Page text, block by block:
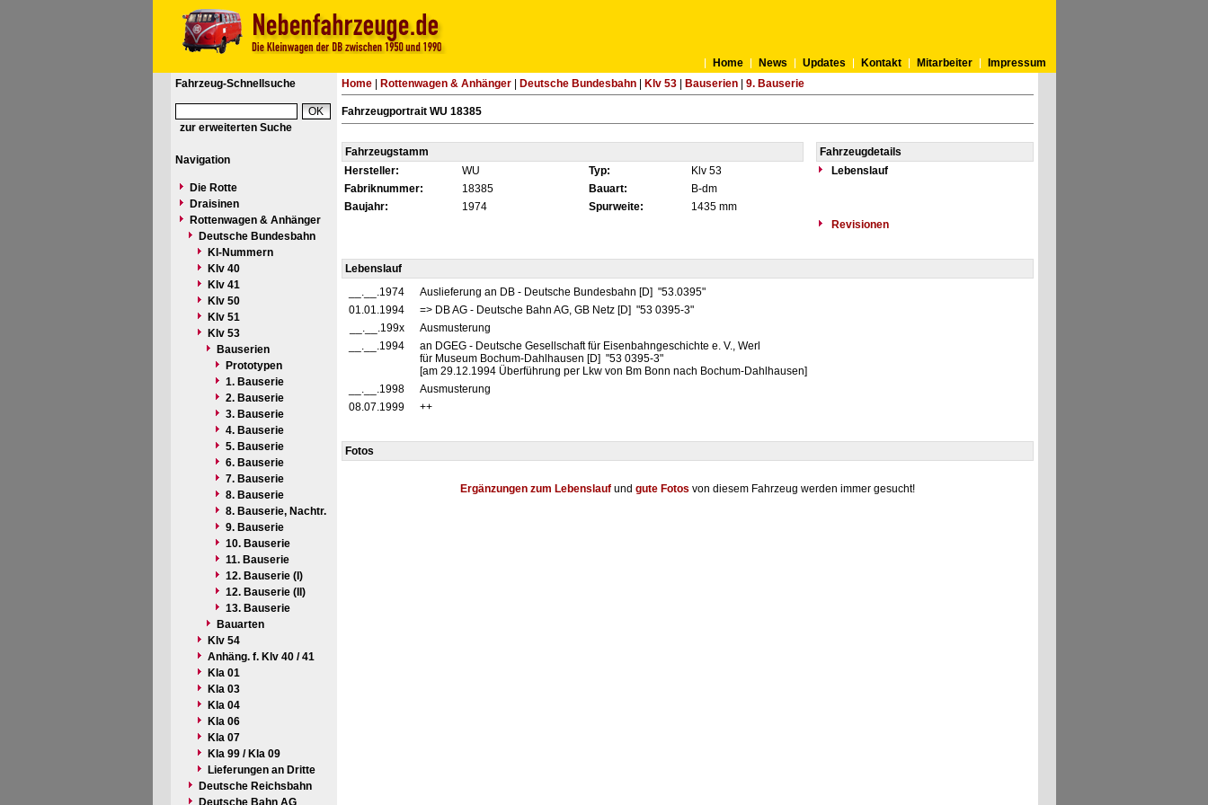
Home News Updates Kontakt Mitarbeiter
Impressum
Fahrzeug-Schnellsuche
zur erweiterten Suche
Navigation
Die Rotte
Draisinen
Rottenwagen & Anhänger
Deutsche Bundesbahn
Kl-Nummern
Klv 40
Klv 41
Klv 50
Klv 51
Klv 53
Bauserien
Prototypen
1. Bauserie
2. Bauserie
3. Bauserie
4. Bauserie
5. Bauserie
6. Bauserie
7. Bauserie
8. Bauserie
8. Bauserie, Nachtr.
9. Bauserie
10. Bauserie
11. Bauserie
12. Bauserie (I)
12. Bauserie (II)
13. Bauserie
Bauarten
Klv 54
Anhäng. f. Klv 40 / 41
Kla 01
Kla 03
Kla 04
Kla 06
Kla 07
Kla 99 / Kla 09
Lieferungen an Dritte
Deutsche Reichsbahn
Deutsche Bahn AG
Home| Rottenwagen & Anhänger| Deutsche Bundesbahn| Klv 53| Bauserien| 9. Bauserie
Fahrzeugportrait WU 18385
Fahrzeugstamm
Fahrzeugdetails
Hersteller:
WU Typ: Klv 53
Lebenslauf
Fabriknummer:
18385 Bauart:
B-dm
Baujahr:
1974 Spurweite:
1435 mm
Revisionen
Lebenslauf
__.__.1974
Auslieferung an DB - Deutsche Bundesbahn [D] "53.0395"
01.01.1994
=> DB AG - Deutsche Bahn AG, GB Netz [D] "53 0395-3"
__.__.199x
Ausmusterung
__.__.1994
an DGEG - Deutsche Gesellschaft für Eisenbahngeschichte e. V., Werl
für Museum Bochum-Dahlhausen [D] "53 0395-3"
[am 29.12.1994 Überführung per Lkw von Bm Bonn nach Bochum-Dahlhausen]
__.__.1998
Ausmusterung
08.07.1999
++
Fotos
Ergänzungen zum Lebenslaufund gute Fotos von diesem Fahrzeug werden immer gesucht!